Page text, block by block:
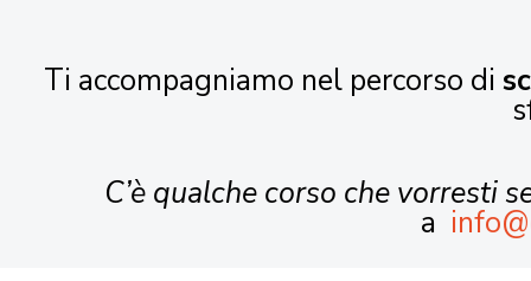
Ti accompagniamo nel percorso di
C’è qualche corso che vorresti
a